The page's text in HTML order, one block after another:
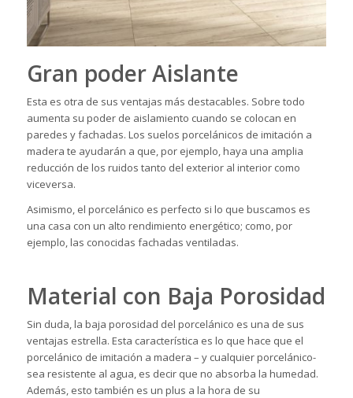
Gran poder Aislante
Esta es otra de sus ventajas más destacables. Sobre todo
aumenta su poder de aislamiento cuando se colocan en
paredes y fachadas. Los suelos porcelánicos de imitación a
madera te ayudarán a que, por ejemplo, haya una amplia
reducción de los ruidos tanto del exterior al interior como
viceversa.
Asimismo, el porcelánico es perfecto si lo que buscamos es
una casa con un alto rendimiento energético; como, por
ejemplo, las conocidas fachadas ventiladas.
Material con Baja Porosidad
Sin duda, la baja porosidad del porcelánico es una de sus
ventajas estrella. Esta característica es lo que hace que el
porcelánico de imitación a madera – y cualquier porcelánico-
sea resistente al agua, es decir que no absorba la humedad.
Además, esto también es un plus a la hora de su